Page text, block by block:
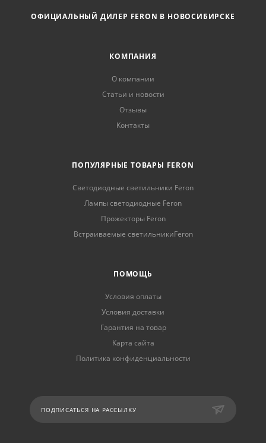
ОФИЦИАЛЬНЫЙ ДИЛЕР FERON В НОВОСИБИРСКЕ
КОМПАНИЯ
О компании
Статьи и новости
Отзывы
Контакты
ПОПУЛЯРНЫЕ ТОВАРЫ FERON
Светодиодные светильники Feron
Лампы светодиодные Feron
Прожекторы Feron
Встраиваемые светильникиFeron
ПОМОЩЬ
Условия оплаты
Условия доставки
Гарантия на товар
Карта сайта
Политика конфиденциальности
ПОДПИСАТЬСЯ НА РАССЫЛКУ